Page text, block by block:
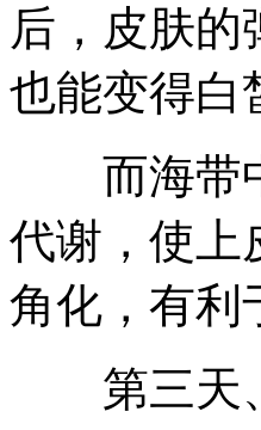
后，皮肤
也能变得白
而海带中
代谢，使上
角化，有利
第三天